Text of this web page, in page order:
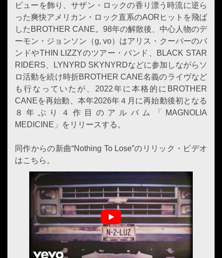
ビューを飾り、サザン・ロックの香り漂う時流に逆ら
った爽快アメリカン・ロック直系のAORヒットを飛ば
したBROTHER CANE。98年の解散後、中心人物のデ
ーモン・ジョンソン（g, vo）はアリス・クーパーのバ
ンドやTHIN LIZZYのツアー・バンド、BLACK STAR
RIDERS、LYNYRD SKYNYRDなどに参加しながらソ
ロ活動を続け時折BROTHER CANE名義のライヴなど
も行なっていたが、2022年に本格的にBROTHER
CANEを再始動、本年2026年４月に再始動後初となる
８年ぶり４作目のアルバム「MAGNOLIA
MEDICINE」をリリースする。
同作からの新曲“Nothing To Lose”のリリック・ビデオ
はこちら。